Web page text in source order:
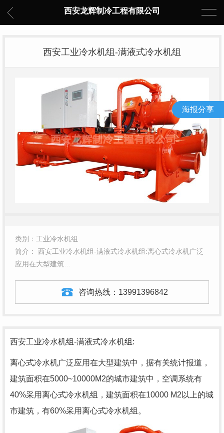
西安龙辉制冷工程有限公司
西安工业冷水机组-满液式冷水机组
类别：工业冷水机组
简介： 西安工业冷水机组-满液式冷水机组:离心式冷水机广泛
应用在大型建筑…
咨询热线： 13991396842
西安工业冷水机组-满液式冷水机组:
离心式冷水机广泛应用在大型建筑中，据有关统计报道，
建筑面积在5000~10000M2的城市建筑中，空调系统有
40%采用离心式冷水机组，建筑面积在10000 M2以上的城
市建筑，有60%采用离心式冷水机组。
海报分享